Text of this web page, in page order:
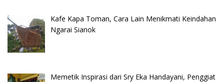
Kafe Kapa Toman, Cara Lain Menikmati Keindahan
Ngarai Sianok
Memetik Inspirasi dari Sry Eka Handayani, Penggiat